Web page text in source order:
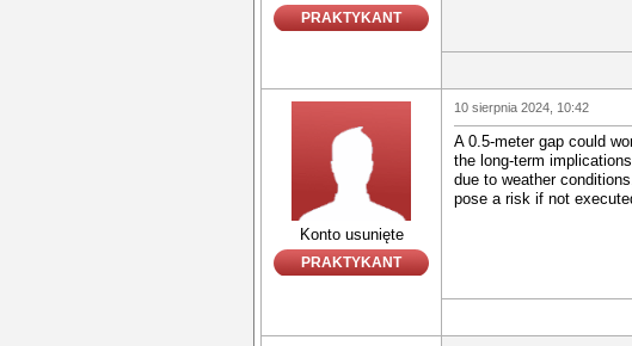
PRAKTYKANT
Konto usunięte
PRAKTYKANT
10 sierpnia 2024, 10:42
A 0.5-meter gap could
the long-term
due to weather
pose a risk if not